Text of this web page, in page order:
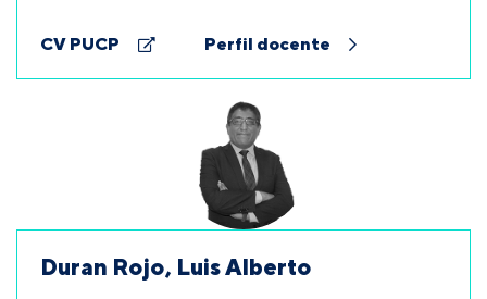
CV PUCP Perfil docente
Duran Rojo, Luis Alberto